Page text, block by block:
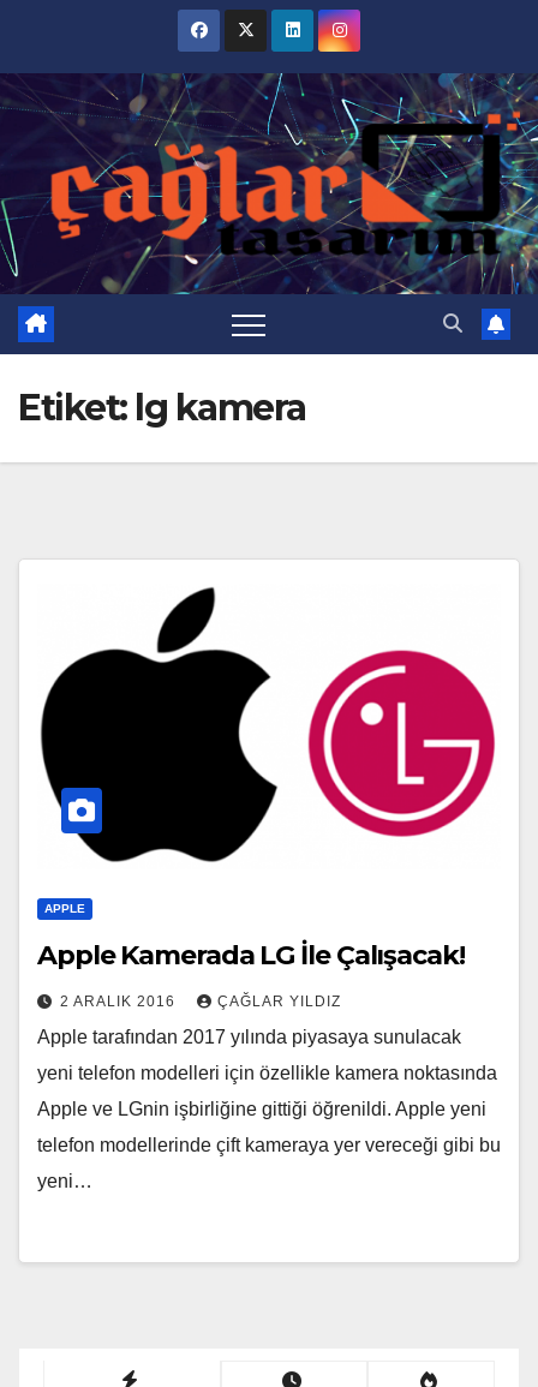
content
Etiket: lg kamera
APPLE
Apple Kamerada LG İle Çalışacak!
2 ARALIK 2016 ÇAĞLAR YILDIZ
Apple tarafından 2017 yılında piyasaya sunulacak
yeni telefon modelleri için özellikle kamera noktasında
Apple ve LGnin işbirliğine gittiği öğrenildi. Apple yeni
telefon modellerinde çift kameraya yer vereceği gibi bu
yeni…